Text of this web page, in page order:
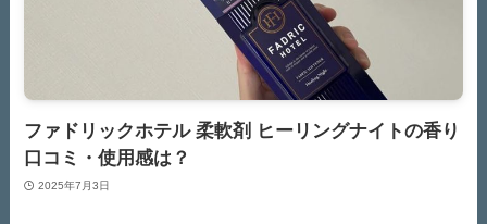
ファドリックホテル 柔軟剤 ヒーリングナイトの香り
口コミ・使用感は？
2025年7月3日